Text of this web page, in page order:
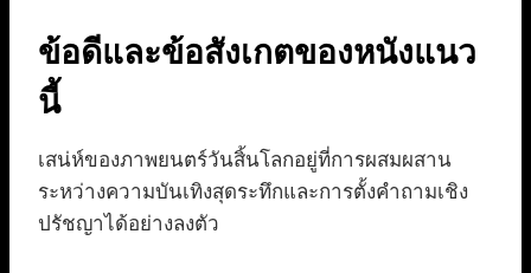
ข้อดีและข้อสังเกตของหนังแนว
นี้
เสน่ห์ของภาพยนตร์วันสิ้นโลกอยู่ที่การผสมผสาน
ระหว่างความบันเทิงสุดระทึกและการตั้งคำถามเชิง
ปรัชญาได้อย่างลงตัว